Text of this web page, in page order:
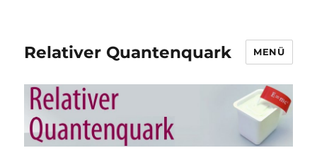
Relativer Quantenquark MENÜ